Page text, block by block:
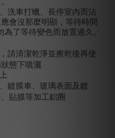
洗車打蠟、長停室內而沾
會沒那麼明顯，等待時間
了等待變色而放置過久。
請清潔乾淨並擦乾後再使
態下噴灑
鍍膜車、玻璃表面及鍍
貼膜等加工鋁圈